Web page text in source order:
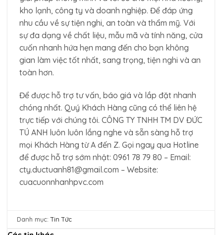
kho lạnh, công ty và doanh nghiệp. Để đáp ứng
nhu cầu về sự tiện nghi, an toàn và thẩm mỹ. Với
sự đa dạng về chất liệu, mẫu mã và tính năng, cửa
cuốn nhanh hứa hẹn mang đến cho bạn không
gian làm việc tốt nhất, sang trọng, tiện nghi và an
toàn hơn.
Để được hỗ trợ tư vấn, báo giá và lắp đặt nhanh
chóng nhất. Quý Khách Hàng cũng có thể liên hệ
trực tiếp với chúng tôi. CÔNG TY TNHH TM DV ĐỨC
TÚ ANH luôn luôn lắng nghe và sẵn sàng hỗ trợ
mọi Khách Hàng từ A đến Z. Gọi ngay qua Hotline
để được hỗ trợ sớm nhật: 0961 78 79 80 – Email:
cty.ductuanh81@gmail.com – Website:
cuacuonnhanhpvc.com
Danh mục:Tin Tức